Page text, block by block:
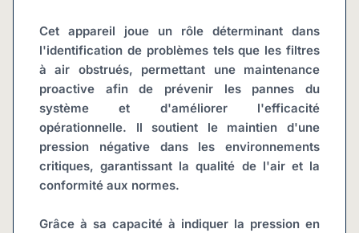
Cet appareil joue un rôle déterminant dans
l'identification de problèmes tels que les filtres
à air obstrués, permettant une maintenance
proactive afin de prévenir les pannes du
système et d'améliorer l'efficacité
opérationnelle. Il soutient le maintien d'une
pression négative dans les environnements
critiques, garantissant la qualité de l'air et la
conformité aux normes.
Grâce à sa capacité à indiquer la pression en